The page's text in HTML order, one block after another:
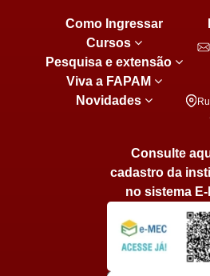
Como Ingressar
Cursos
Pesquisa e extensão
Viva a FAPAM
Novidades
Consulte
cadastro da
no sistema E-